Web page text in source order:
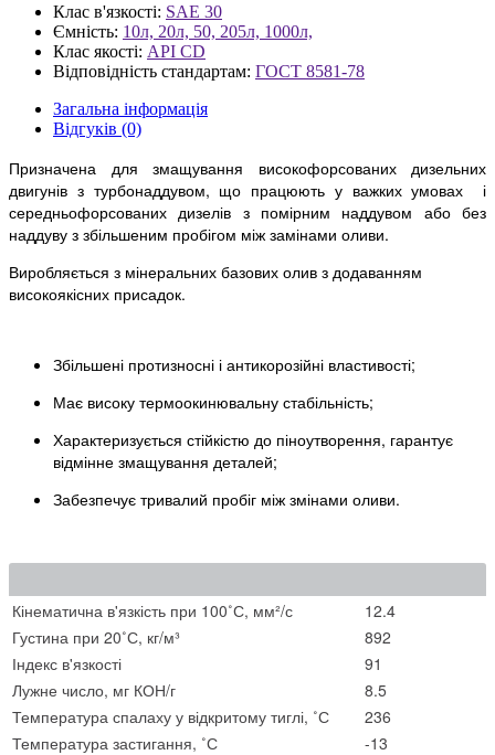
Клас в'язкості: SAE 30
Ємність: 10л, 20л, 50, 205л, 1000л,
Клас якості: API CD
Відповідність стандартам: ГОСТ 8581-78
Загальна інформація
Відгуків (0)
Призначена для змащування високофорсованих дизельних
двигунів з турбонаддувом, що працюють у важких умовах і
середньофорсованих дизелів з помірним наддувом або без
наддуву з збільшеним пробігом між замінами оливи.
Виробляється з мінеральних базових олив з додаванням
високоякісних присадок.
Збільшені протизносні і антикорозійні властивості;
Має високу термоокинювальну стабільність;
Характеризується стійкістю до піноутворення, гарантує
відмінне змащування деталей;
Забезпечує тривалий пробіг між змінами оливи.
Кінематична в'язкість при 100˚С, мм²/с
12.4
Густина при 20˚С, кг/м³
892
Індекс в'язкості
91
Лужне число, мг КОН/г
8.5
Температура спалаху у відкритому тиглі, ˚С
236
Температура застигання, ˚С
-13